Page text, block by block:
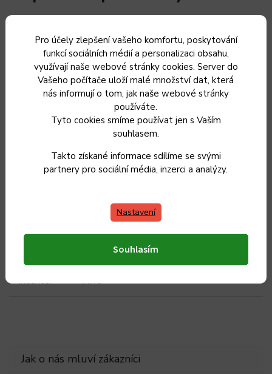
Pro účely zlepšení vašeho komfortu, poskytování
funkcí sociálních médií a personalizaci obsahu,
využívají naše webové stránky cookies. Server do
Vašeho počítače uloží malé množství dat, která
nás informují o tom, jak naše webové stránky
používáte.
Tyto cookies smíme používat jen s Vaším
souhlasem.
Takto získané informace sdílíme se svými
partnery pro sociální média, inzerci a analýzy.
Nastavení
Souhlasím
Kategorie: Pánve
Záruka: 2 roky
Hmotnost: 5.5 kg
4250435700211
40 cm
Indukce: ANO